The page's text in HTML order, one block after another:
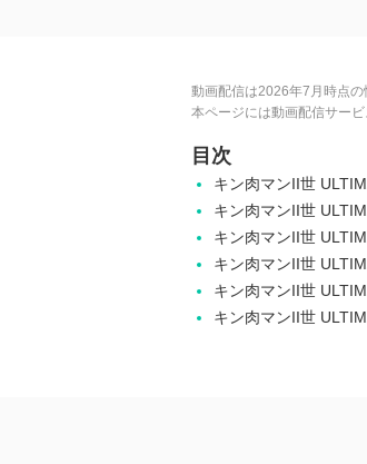
動画配信は2026年7月時点の
本ページには動画配信サー
目次
キン肉マンII世
キン肉マンII世
キン肉マンII世
キン肉マンII世
キン肉マンII世
キン肉マンII世